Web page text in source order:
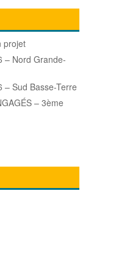
projet
– Nord Grande-
– Sud Basse-Terre
– 3ème